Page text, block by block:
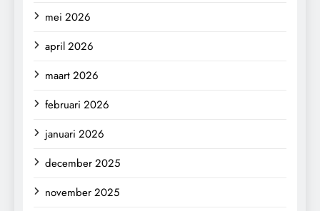
mei 2026
april 2026
maart 2026
februari 2026
januari 2026
december 2025
november 2025